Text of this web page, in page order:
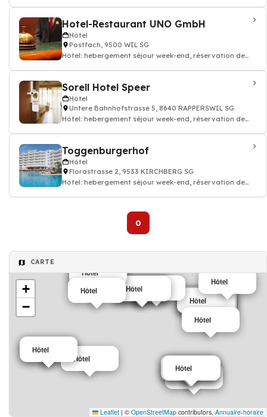
Hotel-Restaurant UNO GmbH
Hôtel
Postfach, 9500 WIL SG
Hôtel: hebergement séjour week-end, réservation de
Sorell Hotel Speer
Hôtel
Untere Bahnhofstrasse 5, 8640 RAPPERSWIL SG
Hôtel: hebergement séjour week-end, réservation de
Toggenburgerhof
Hôtel
Florastrasse 2, 9533 KIRCHBERG SG
Hôtel: hebergement séjour week-end, réservation de
0
CARTE
Hôtel
Hôtel
Hôtel
Hôtel
Hôtel
Hôtel
HôtelHôtel
Hôtel
Hôtel
Hôtel
Hôtel
Hôtel
Hôtel
Hôtel
Hôtel
Hôtel
Hôtel
Hôtel
+
−
Leaflet | © OpenStreetMap contributors, Annuaire-horaire